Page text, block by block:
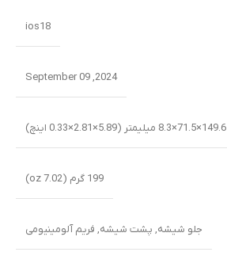
ios18
2024, September 09
149.6×71.5×8.3 میلیمتر (5.89×2.81×0.33 اینچ)
199 گرم (7.02 oz)
جلو شیشه, پشت شیشه, فریم آلومینیومی